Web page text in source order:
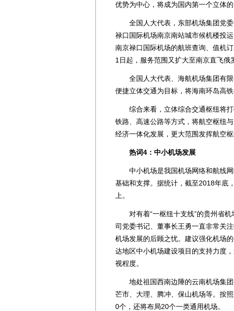
优势为中心，将成为国内第一个立体
全国人大代表，东部机场集团党委
禄口国际机场南京南站城市候机楼投
南京禄口国际机场的航班查询、值机
1日起，服务范围又扩大至南京直飞俄
全国人大代表、海航机场集团有限
便捷立体交通为目标，将海南环岛高
综合来看，立体综合交通枢纽将打
铁路、高速公路等方式，将航空枢纽
经济一体化发展，更大范围发挥航空
热词4：中小机场发展
中小机场是我国机场网络和航线网
基础和支撑。据统计，截至2018年底
上。
对有着“一枢纽十支线”的贵州省机
司党委书记、董事长王勇一直非常关
机场发展的后顾之忧。建议强化机场
达地区中小机场建设项目的支持力度
视程度。
地处祖国西南边陲的云南机场集团
芒市、大理、腾冲、保山机场等。按
0个，还将布局20个一类通用机场。